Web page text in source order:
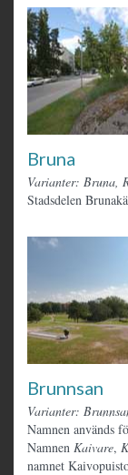
Bruna
Varianter: Bruna,
Stadsdelen
Brunnsan
Varianter:
Namnen används
Namnen Kaivare,
namnet